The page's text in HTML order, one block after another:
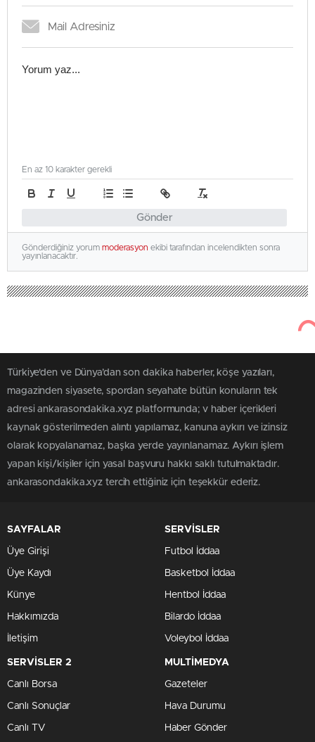
Gönder
En az 10 karakter gerekli
Gönderdiğiniz yorum moderasyon ekibi tarafından incelendikten sonra
yayınlanacaktır.
Türkiye'den ve Dünya’dan son dakika haberler, köşe yazıları,
magazinden siyasete, spordan seyahate bütün konuların tek
adresi ankarasondakika.xyz platformunda; v haber içerikleri
kaynak gösterilmeden alıntı yapılamaz, kanuna aykırı ve izinsiz
olarak kopyalanamaz, başka yerde yayınlanamaz. Aykırı işlem
yapan kişi/kişiler için yasal başvuru hakkı saklı tutulmaktadır.
ankarasondakika.xyz tercih ettiğiniz için teşekkür ederiz.
SAYFALAR
Üye Girişi
Üye Kaydı
Künye
Hakkımızda
İletişim
SERVİSLER
Futbol İddaa
Basketbol İddaa
Hentbol İddaa
Bilardo İddaa
Voleybol İddaa
SERVİSLER 2
Canlı Borsa
Canlı Sonuçlar
Canlı TV
MULTİMEDYA
Gazeteler
Hava Durumu
Haber Gönder